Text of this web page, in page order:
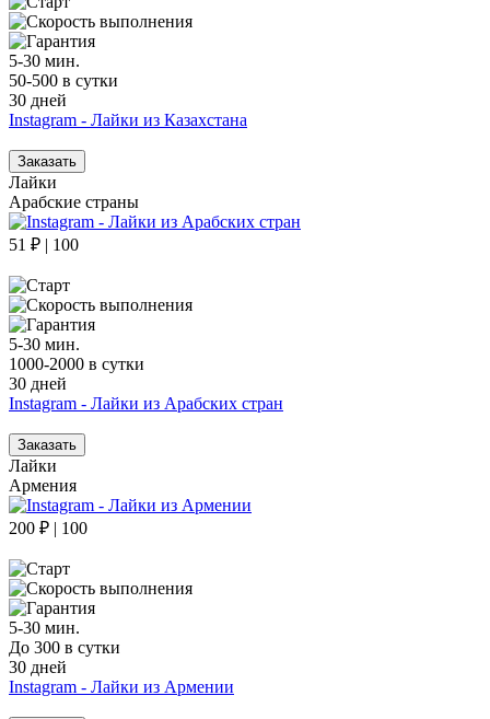
5-30 мин.
50-500 в сутки
30 дней
Instagram - Лайки из Казахстана
Заказать
Лайки
Арабские страны
51 ₽ | 100
5-30 мин.
1000-2000 в сутки
30 дней
Instagram - Лайки из Арабских стран
Заказать
Лайки
Армения
200 ₽ | 100
5-30 мин.
До 300 в сутки
30 дней
Instagram - Лайки из Армении